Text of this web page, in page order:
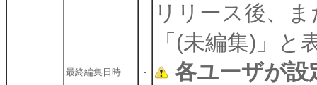
最終編集日時 -
リリース後、
「(未編集)」と
各ユーザが設